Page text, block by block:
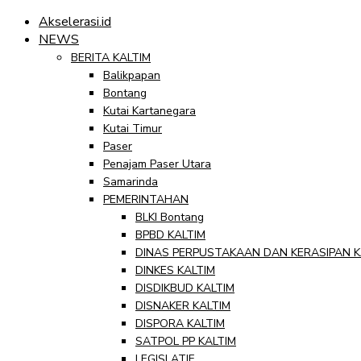
Akselerasi.id
NEWS
BERITA KALTIM
Balikpapan
Bontang
Kutai Kartanegara
Kutai Timur
Paser
Penajam Paser Utara
Samarinda
PEMERINTAHAN
BLKI Bontang
BPBD KALTIM
DINAS PERPUSTAKAAN DAN KERASIPAN
DINKES KALTIM
DISDIKBUD KALTIM
DISNAKER KALTIM
DISPORA KALTIM
SATPOL PP KALTIM